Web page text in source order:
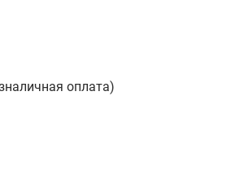
оплата)